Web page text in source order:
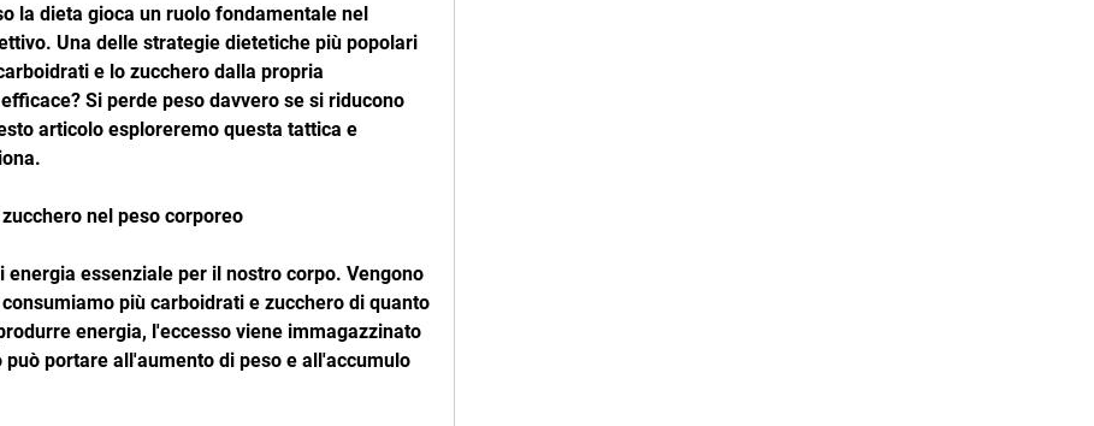
la dieta gioca un ruolo fondamentale nel
Una delle strategie dietetiche più popolari
e lo zucchero dalla propria
Si perde peso davvero se si riducono
articolo esploreremo questa tattica e
nel peso corporeo
energia essenziale per il nostro corpo. Vengono
più carboidrati e zucchero di quanto
energia, l'eccesso viene immagazzinato
portare all'aumento di peso e all'accumulo